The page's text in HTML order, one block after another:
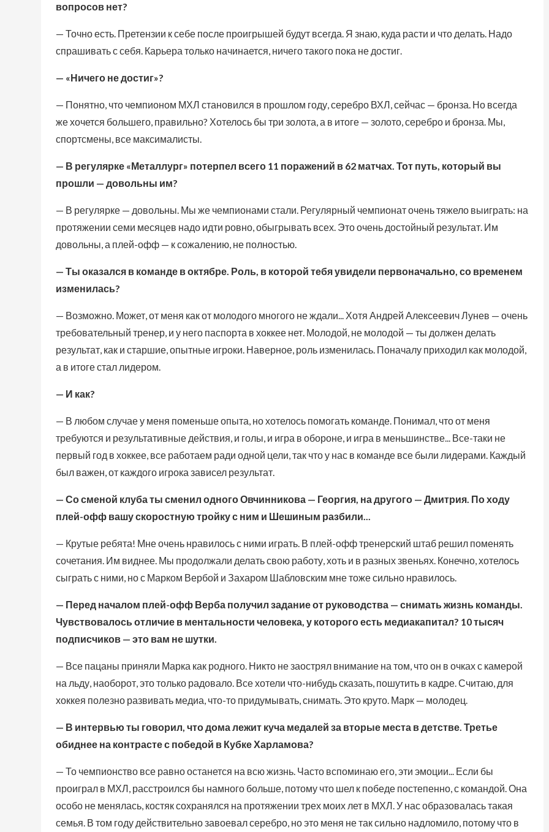
вопросов нет?
— Точно есть. Претензии к себе после проигрышей будут всегда. Я знаю, куда расти и что делать. Надо
спрашивать с себя. Карьера только начинается, ничего такого пока не достиг.
— «Ничего не достиг»?
— Понятно, что чемпионом МХЛ становился в прошлом году, серебро ВХЛ, сейчас — бронза. Но всегда
же хочется большего, правильно? Хотелось бы три золота, а в итоге — золото, серебро и бронза. Мы,
спортсмены, все максималисты.
— В регулярке «Металлург» потерпел всего 11 поражений в 62 матчах. Тот путь, который вы
прошли — довольны им?
— В регулярке — довольны. Мы же чемпионами стали. Регулярный чемпионат очень тяжело выиграть: на
протяжении семи месяцев надо идти ровно, обыгрывать всех. Это очень достойный результат. Им
довольны, а плей-офф — к сожалению, не полностью.
— Ты оказался в команде в октябре. Роль, в которой тебя увидели первоначально, со временем
изменилась?
— Возможно. Может, от меня как от молодого многого не ждали... Хотя Андрей Алексеевич Лунев — очень
требовательный тренер, и у него паспорта в хоккее нет. Молодой, не молодой — ты должен делать
результат, как и старшие, опытные игроки. Наверное, роль изменилась. Поначалу приходил как молодой,
а в итоге стал лидером.
— И как?
— В любом случае у меня поменьше опыта, но хотелось помогать команде. Понимал, что от меня
требуются и результативные действия, и голы, и игра в обороне, и игра в меньшинстве... Все-таки не
первый год в хоккее, все работаем ради одной цели, так что у нас в команде все были лидерами. Каждый
был важен, от каждого игрока зависел результат.
— Со сменой клуба ты сменил одного Овчинникова — Георгия, на другого — Дмитрия. По ходу
плей-офф вашу скоростную тройку с ним и Шешиным разбили...
— Крутые ребята! Мне очень нравилось с ними играть. В плей-офф тренерский штаб решил поменять
сочетания. Им виднее. Мы продолжали делать свою работу, хоть и в разных звеньях. Конечно, хотелось
сыграть с ними, но с Марком Вербой и Захаром Шабловским мне тоже сильно нравилось.
— Перед началом плей-офф Верба получил задание от руководства — снимать жизнь команды.
Чувствовалось отличие в ментальности человека, у которого есть медиакапитал? 10 тысяч
подписчиков — это вам не шутки.
— Все пацаны приняли Марка как родного. Никто не заострял внимание на том, что он в очках с камерой
на льду, наоборот, это только радовало. Все хотели что-нибудь сказать, пошутить в кадре. Считаю, для
хоккея полезно развивать медиа, что-то придумывать, снимать. Это круто. Марк — молодец.
— В интервью ты говорил, что дома лежит куча медалей за вторые места в детстве. Третье
обиднее на контрасте с победой в Кубке Харламова?
— То чемпионство все равно останется на всю жизнь. Часто вспоминаю его, эти эмоции... Если бы
проиграл в МХЛ, расстроился бы намного больше, потому что шел к победе постепенно, с командой. Она
особо не менялась, костяк сохранялся на протяжении трех моих лет в МХЛ. У нас образовалась такая
семья. В том году действительно завоевал серебро, но это меня не так сильно надломило, потому что в